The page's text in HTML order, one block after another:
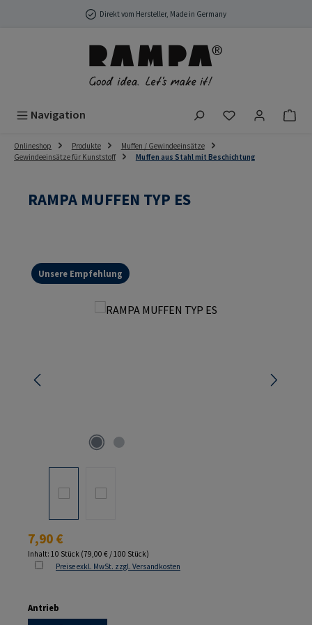
Zum Hauptinhalt springenDirekt vom Hersteller, Made in Germany
Navigation Du hast 0
Onlineshop Produkte
Muffen / Gewindeeinsätze
Gewindeeinsätze für Kunststoff
Muffen aus Stahl mit Beschichtung
RAMPA MUFFEN TYP ES
Unsere Empfehlung
Bildergalerie überspringen
Regulärer Preis:
7,90 €
Inhalt: 10 Stück (79,00 € / 100 Stück)
Preise exkl. MwSt. zzgl. Versandkosten
Antrieb